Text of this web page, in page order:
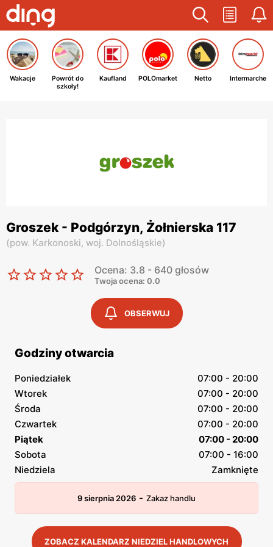
Wakacje
Powrót do
szkoły!
Kaufland POLOmarket Netto Intermarche
Groszek - Podgórzyn, Żołnierska 117
(pow. Karkonoski, woj. Dolnośląskie)
Ocena: 3.8 - 640 głosów
Twoja ocena: 0.0
OBSERWUJ
Godziny otwarcia
Poniedziałek
07:00 - 20:00
Wtorek
07:00 - 20:00
Środa
07:00 - 20:00
Czwartek
07:00 - 20:00
Piątek
07:00 - 20:00
Sobota
07:00 - 16:00
Niedziela
Zamknięte
9 sierpnia 2026 - Zakaz handlu
ZOBACZ KALENDARZ NIEDZIEL HANDLOWYCH